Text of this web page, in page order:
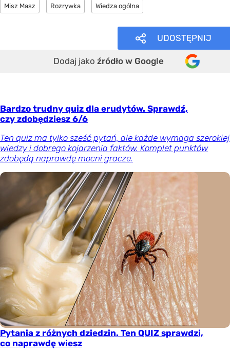
Misz Masz Rozrywka Wiedza ogólna
UDOSTĘPNIJ
Dodaj jako źródło w Google
Bardzo trudny quiz dla erudytów. Sprawdź,
czy zdobędziesz 6/6
Ten quiz ma tylko sześć pytań, ale każde wymaga szerokiej
wiedzy i dobrego kojarzenia faktów. Komplet punktów
zdobędą naprawdę mocni gracze.
Pytania z różnych dziedzin. Ten QUIZ sprawdzi,
co naprawdę wiesz